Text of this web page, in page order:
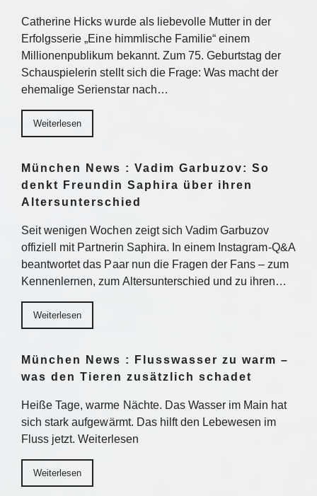
Catherine Hicks wurde als liebevolle Mutter in der
Erfolgsserie „Eine himmlische Familie“ einem
Millionenpublikum bekannt. Zum 75. Geburtstag der
Schauspielerin stellt sich die Frage: Was macht der
ehemalige Serienstar nach…
Weiterlesen
München News : Vadim Garbuzov: So
denkt Freundin Saphira über ihren
Altersunterschied
Seit wenigen Wochen zeigt sich Vadim Garbuzov
offiziell mit Partnerin Saphira. In einem Instagram-Q&A
beantwortet das Paar nun die Fragen der Fans – zum
Kennenlernen, zum Altersunterschied und zu ihren…
Weiterlesen
München News : Flusswasser zu warm –
was den Tieren zusätzlich schadet
Heiße Tage, warme Nächte. Das Wasser im Main hat
sich stark aufgewärmt. Das hilft den Lebewesen im
Fluss jetzt. Weiterlesen
Weiterlesen